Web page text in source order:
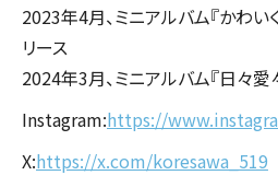
2023年4月、ミニアルバム『かわい
リース
2024年3月、ミニアルバム『日々愛
Instagram:https://
X:https://x.com/koresawa_519